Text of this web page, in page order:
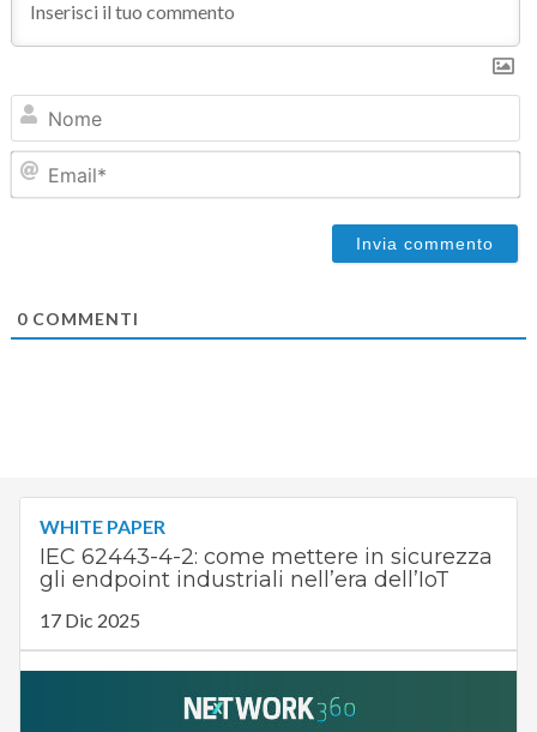
0COMMENTI
WHITE PAPER
IEC 62443-4-2: come mettere in sicurezza
gli endpoint industriali nell’era dell’IoT
17 Dic 2025